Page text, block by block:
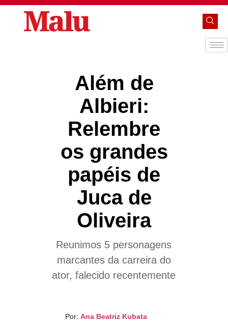
Além de
Albieri:
Relembre
os grandes
papéis de
Juca de
Oliveira
Reunimos 5 personagens
marcantes da carreira do
ator, falecido recentemente
Por: Ana Beatriz Kubata